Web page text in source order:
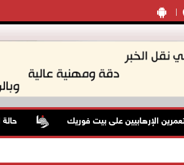
الإرهابيين على بيت فوريك حالة